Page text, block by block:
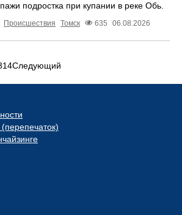
подростка при купании в реке Обь.
Происшествия Томск 635 06.08.2026
14Следующий